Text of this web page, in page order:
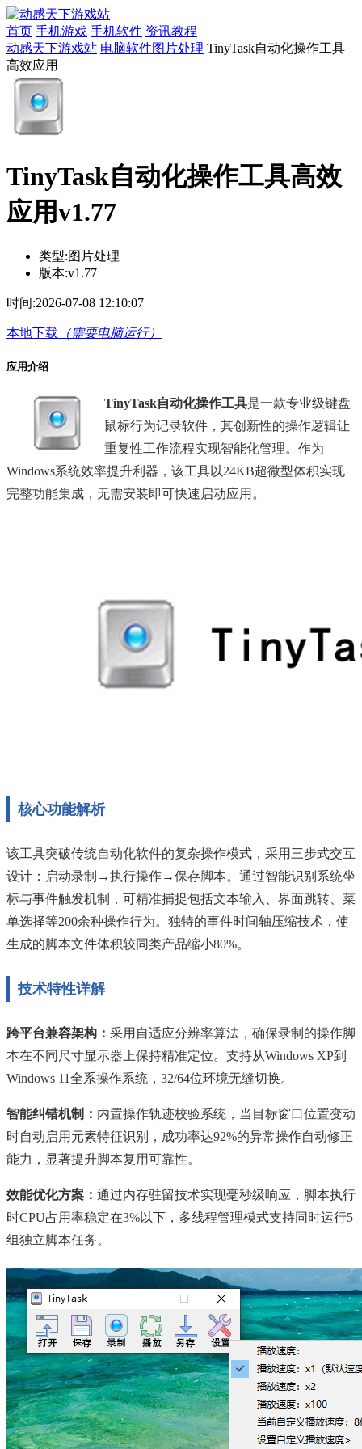
首页 手机游戏 手机软件 资讯教程
动感天下游戏站 电脑软件图片处理 TinyTask自动化操作工具
高效应用
TinyTask自动化操作工具高效
应用v1.77
类型:图片处理
版本:v1.77
时间:2026-07-08 12:10:07
本地下载 （需要电脑运行）
应用介绍
TinyTask自动化操作工具是一款专业级键盘
鼠标行为记录软件，其创新性的操作逻辑让
重复性工作流程实现智能化管理。作为
Windows系统效率提升利器，该工具以24KB超微型体积实现
完整功能集成，无需安装即可快速启动应用。
核心功能解析
该工具突破传统自动化软件的复杂操作模式，采用三步式交互
设计：启动录制→执行操作→保存脚本。通过智能识别系统坐
标与事件触发机制，可精准捕捉包括文本输入、界面跳转、菜
单选择等200余种操作行为。独特的事件时间轴压缩技术，使
生成的脚本文件体积较同类产品缩小80%。
技术特性详解
跨平台兼容架构： 采用自适应分辨率算法，确保录制的操作脚
本在不同尺寸显示器上保持精准定位。支持从Windows XP到
Windows 11全系操作系统，32/64位环境无缝切换。
智能纠错机制： 内置操作轨迹校验系统，当目标窗口位置变动
时自动启用元素特征识别，成功率达92%的异常操作自动修正
能力，显著提升脚本复用可靠性。
效能优化方案： 通过内存驻留技术实现毫秒级响应，脚本执行
时CPU占用率稳定在3%以下，多线程管理模式支持同时运行5
组独立脚本任务。